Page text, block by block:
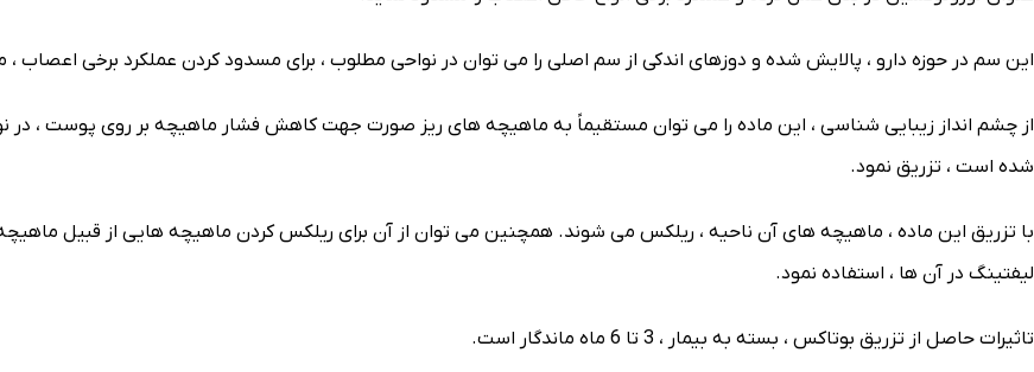
این سم در حوزه دارو ، پالایش شده و دوزهای اندکی از سم اصلی را می توان در نواحی مطلوب ، برای مسدود کردن عملکرد برخی اعصاب
از چشم انداز زیبایی شناسی ، این ماده را می توان مستقیماً به ماهیچه های ریز صورت جهت کاهش فشار ماهیچه بر روی پوست ، در
شده است ، تزریق نمود.
با تزریق این ماده ، ماهیچه های آن ناحیه ، ریلکس می شوند. همچنین می توان از آن برای ریلکس کردن ماهیچه هایی از قبیل
لیفتینگ در آن ها ، استفاده نمود.
تاثیرات حاصل از تزریق بوتاکس ، بسته به بیمار ، 3 تا 6 ماه ماندگار است.